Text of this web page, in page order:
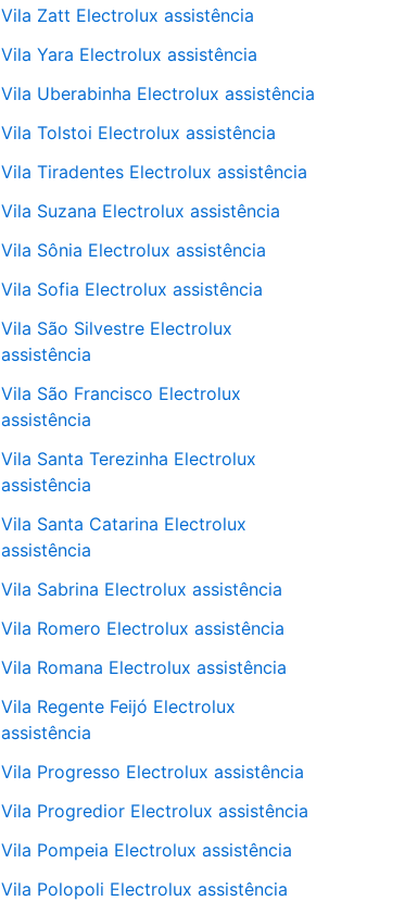
Vila Zatt Electrolux assistência
Vila Yara Electrolux assistência
Vila Uberabinha Electrolux assistência
Vila Tolstoi Electrolux assistência
Vila Tiradentes Electrolux assistência
Vila Suzana Electrolux assistência
Vila Sônia Electrolux assistência
Vila Sofia Electrolux assistência
Vila São Silvestre Electrolux
assistência
Vila São Francisco Electrolux
assistência
Vila Santa Terezinha Electrolux
assistência
Vila Santa Catarina Electrolux
assistência
Vila Sabrina Electrolux assistência
Vila Romero Electrolux assistência
Vila Romana Electrolux assistência
Vila Regente Feijó Electrolux
assistência
Vila Progresso Electrolux assistência
Vila Progredior Electrolux assistência
Vila Pompeia Electrolux assistência
Vila Polopoli Electrolux assistência